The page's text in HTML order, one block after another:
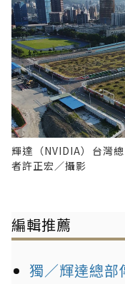
輝達（NVIDIA）台灣
者許正宏／攝影
編輯推薦
獨／輝達總